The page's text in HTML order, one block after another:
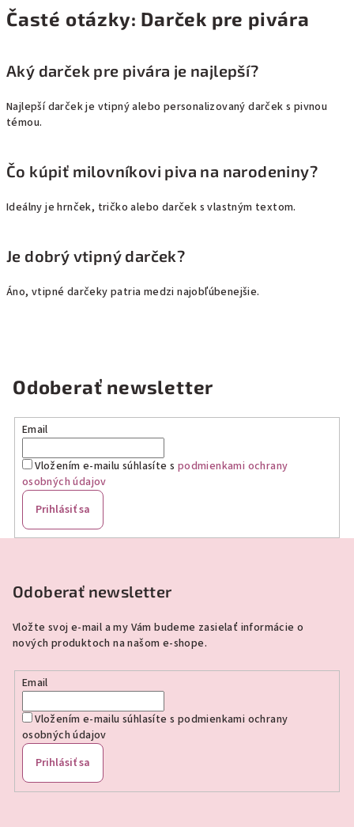
Časté otázky: Darček pre pivára
Aký darček pre pivára je najlepší?
Najlepší darček je vtipný alebo personalizovaný darček s pivnou
témou.
Čo kúpiť milovníkovi piva na narodeniny?
Ideálny je hrnček, tričko alebo darček s vlastným textom.
Je dobrý vtipný darček?
Áno, vtipné darčeky patria medzi najobľúbenejšie.
Odoberať newsletter
Email
Vložením e-mailu súhlasíte s podmienkami ochrany
osobných údajov
Prihlásiť sa
Odoberať newsletter
Vložte svoj e-mail a my Vám budeme zasielať informácie o
nových produktoch na našom e-shope.
Email
Vložením e-mailu súhlasíte s podmienkami ochrany
osobných údajov
Prihlásiť sa